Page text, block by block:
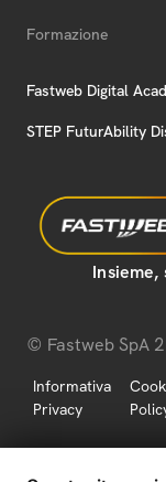
Formazione
Fastweb Digital
STEP FuturAbility
© Fastweb SpA
Informativa
Privacy